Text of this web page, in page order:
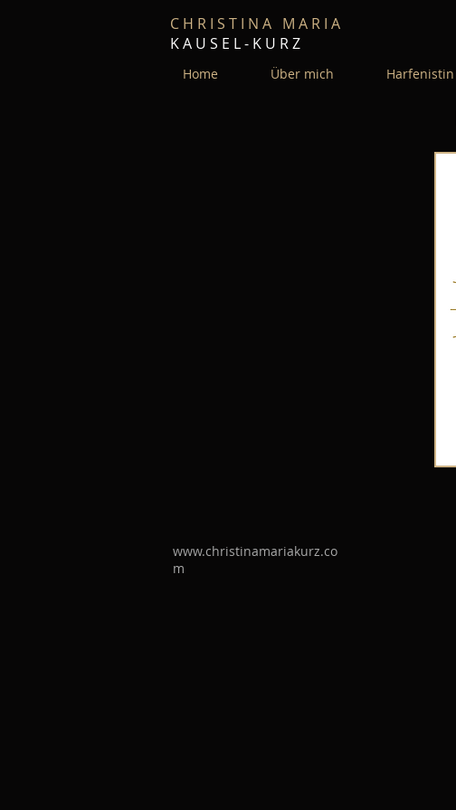
C H R I S T I N A M A R I A
K A U S E L - K U R Z
Home Über mich Harfenistin
www.christinamariakurz.co
m